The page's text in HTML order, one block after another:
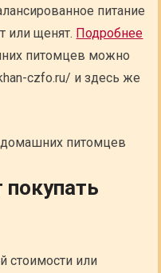
питание
или щенят. Подробнее
питомцев можно
czfo.ru/ и здесь же
стоимости или